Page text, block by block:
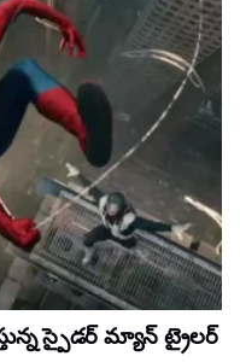
స్పైడర్ మ్యాన్ ట్రైలర్